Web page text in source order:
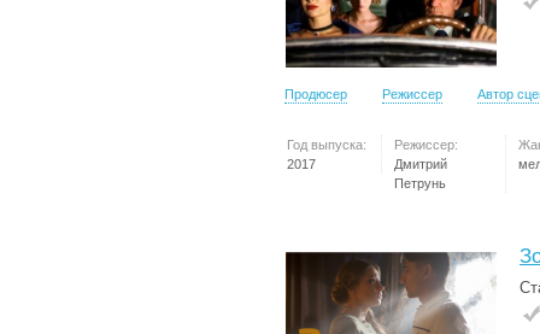
Продюсер Режиссер Автор
Год выпуска:
2017
Режиссер:
Дмитрий
Петрунь